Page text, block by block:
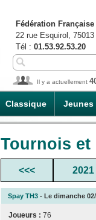
Classique Jeunes
Fédération
22 rue Esquirol,
Tél : 01.53.92.53.20
Il y a actuellement
Tournois
<<< 2021
Spay TH3 - Le dimanche
Joueurs : 76